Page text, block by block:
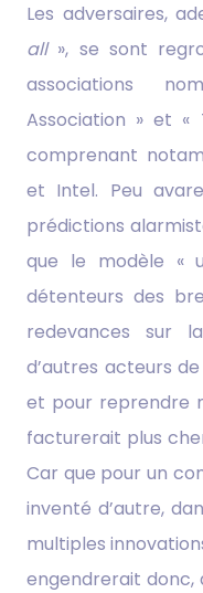
Les adversaires,
all», se sont
associations
Association » et «
comprenant
et Intel. Peu
prédictions
que le modèle «
détenteurs des
redevances sur
d’autres acteurs
et pour reprendre
facturerait plus
Car que pour un
inventé d’autre,
multiples
engendrerait donc,